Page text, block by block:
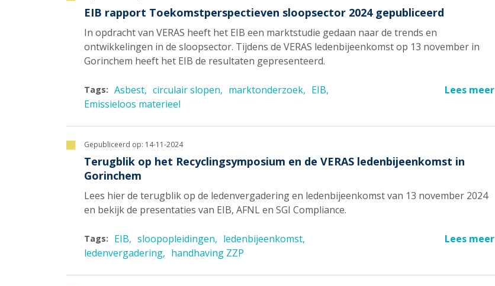
EIB rapport Toekomstperspectieven sloopsector 2024 gepubliceerd
In opdracht van VERAS heeft het EIB een marktstudie gedaan naar de trends en
ontwikkelingen in de sloopsector. Tijdens de VERAS ledenbijeenkomst op 13 november in
Gorinchem heeft het EIB de resultaten gepresenteerd.
Tags: Asbest circulair slopen marktonderzoek
EIB
Emissieloos materieel
Lees meer
Gepubliceerd op: 14-11-2024
Terugblik op het Recyclingsymposium en de VERAS ledenbijeenkomst in
Gorinchem
Lees hier de terugblik op de ledenvergadering en ledenbijeenkomst van 13 november 2024
en bekijk de presentaties van EIB, AFNL en SGI Compliance.
Tags: EIB sloopopleidingen
ledenbijeenkomst
ledenvergadering
handhaving ZZP
Lees meer